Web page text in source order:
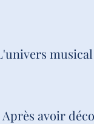
Après avoir